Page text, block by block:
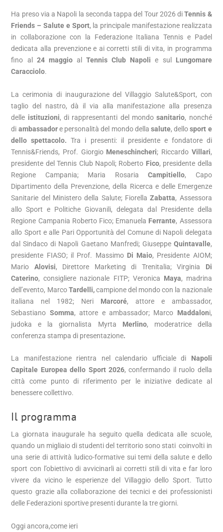
Ha preso via a Napoli la seconda tappa del Tour 2026 diTennis &
Friends – Salute e Sport, la principale manifestazione realizzata
in collaborazione con la Federazione Italiana Tennis e Padel
dedicata alla prevenzione e ai corretti stili di vita, in programma
fino al
24 maggio alTennis Club Napoli e sul Lungomare
Caracciolo.
La cerimonia di inaugurazione del Villaggio Salute&Sport, con
taglio del nastro, dà il via alla manifestazione alla presenza
delle istituzioni, di rappresentanti del mondosanitario, nonché
di ambassadore personalità del mondo della salute, dellosport e
dello spettacolo. Tra i presenti: il presidente e fondatore di
Tennis&Friends, Prof. Giorgio Meneschincheri; Riccardo Villari,
presidente del Tennis Club Napoli; Roberto Fico, presidente della
Regione Campania; Maria RosariaCampitiello, Capo
Dipartimento della Prevenzione, della Ricerca e delle Emergenze
Sanitarie del Ministero della Salute; FiorellaZabatta, Assessora
allo Sport e Politiche Giovanili, delegata dal Presidente della
Regione Campania Roberto Fico; Emanuela Ferrante, Assessora
allo Sport e alle Pari Opportunità del Comune di Napoli delegata
dal Sindaco di Napoli Gaetano Manfredi; Giuseppe Quintavalle,
presidente FIASO; il Prof. Massimo Di Maio, Presidente AIOM;
Mario Alovisi, Direttore Marketing di Trenitalia; Virginia Di
Caterino, consigliere nazionale FITP; Veronica Maya, madrina
dell’evento, MarcoTardelli,campione del mondo con la nazionale
italiana nel 1982; Neri Marcoré, attore e ambassador,
Sebastiano Somma, attore e ambassador; Marco Maddaloni,
judoka e la giornalista Myrta Merlino,
moderatrice della
conferenza stampa di presentazione.
La manifestazione rientra nel calendario ufficiale di Napoli
Capitale Europea dello Sport 2026, confermando il ruolo della
città come punto di riferimento per le iniziative dedicate al
benessere collettivo.
Il programma
La giornata inaugurale ha seguito quella dedicata alle scuole,
quando un migliaio di studenti del territorio sono stati coinvolti in
una serie di attività ludico-formative sui temi della salute e dello
sport con l’obiettivo di avvicinarli ai corretti stili di vita e far loro
vivere da vicino le esperienze del Villaggio dello Sport. Tutto
questo grazie alla collaborazione dei tecnici e dei professionisti
delle Federazioni sportive presenti durante la tre giorni.
Oggi ancora,come ieri